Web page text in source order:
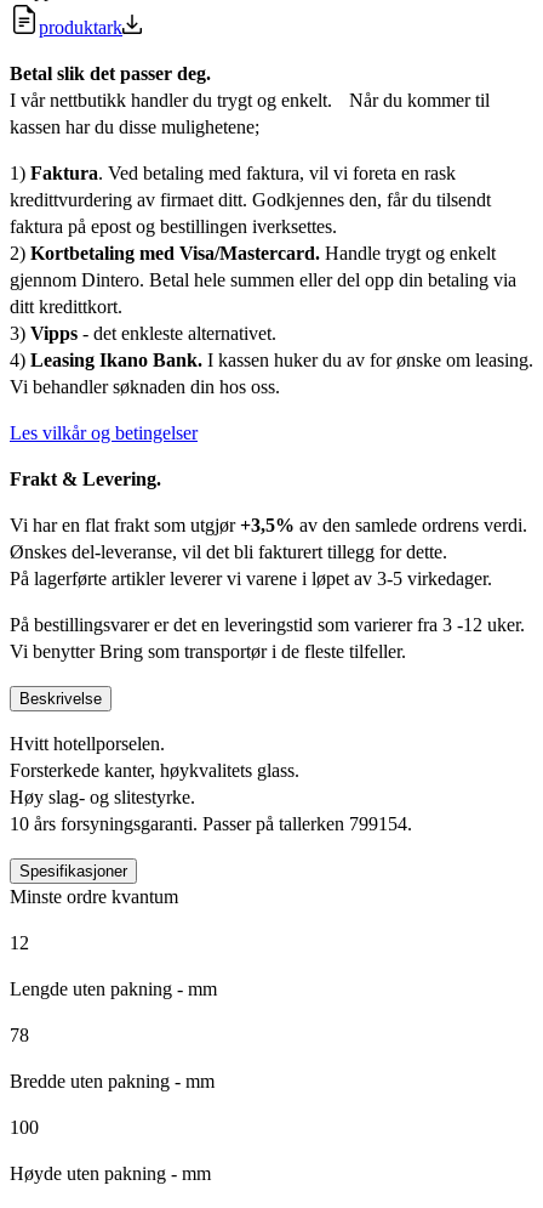
produktark
Betal slik det passer deg.
I vår nettbutikk handler du trygt og enkelt. Når du kommer til
kassen har du disse mulighetene;
1) Faktura. Ved betaling med faktura, vil vi foreta en rask
kredittvurdering av firmaet ditt. Godkjennes den, får du tilsendt
faktura på epost og bestillingen iverksettes.
2) Kortbetaling med Visa/Mastercard. Handle trygt og enkelt
gjennom Dintero. Betal hele summen eller del opp din betaling via
ditt kredittkort.
3) Vipps - det enkleste alternativet.
4) Leasing Ikano Bank. I kassen huker du av for ønske om leasing.
Vi behandler søknaden din hos oss.
Les vilkår og betingelser
Frakt & Levering.
Vi har en flat frakt som utgjør+3,5% av den samlede ordrens verdi.
Ønskes del-leveranse, vil det bli fakturert tillegg for dette.
På lagerførte artikler leverer vi varene i løpet av 3-5 virkedager.
På bestillingsvarer er det en leveringstid som varierer fra 3 -12 uker.
Vi benytter Bring som transportør i de fleste tilfeller.
Beskrivelse
Hvitt hotellporselen.
Forsterkede kanter, høykvalitets glass.
Høy slag- og slitestyrke.
10 års forsyningsgaranti. Passer på tallerken 799154.
Spesifikasjoner
Minste ordre kvantum
12
Lengde uten pakning - mm
78
Bredde uten pakning - mm
100
Høyde uten pakning - mm